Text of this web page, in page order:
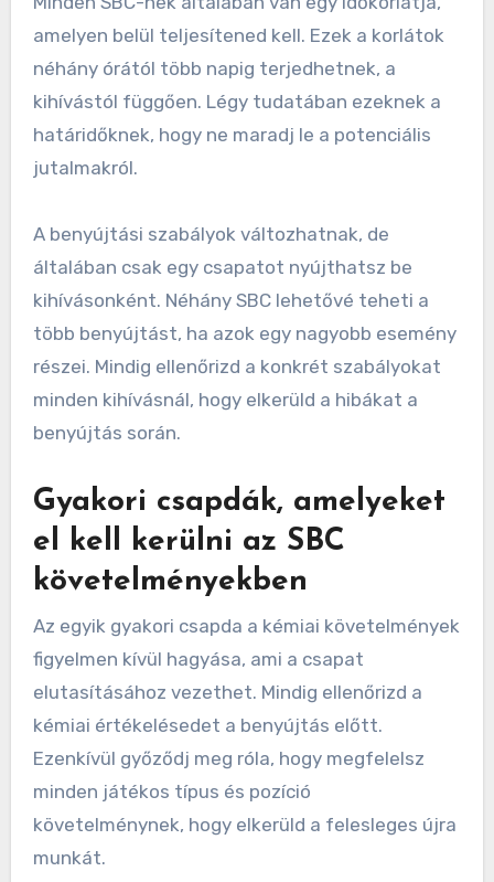
amelyen belül teljesítened kell. Ezek a korlátok
néhány órától több napig terjedhetnek, a
kihívástól függően. Légy tudatában ezeknek a
határidőknek, hogy ne maradj le a potenciális
jutalmakról.
A benyújtási szabályok változhatnak, de
általában csak egy csapatot nyújthatsz be
kihívásonként. Néhány SBC lehetővé teheti a
több benyújtást, ha azok egy nagyobb esemény
részei. Mindig ellenőrizd a konkrét szabályokat
minden kihívásnál, hogy elkerüld a hibákat a
benyújtás során.
Gyakori csapdák, amelyeket
el kell kerülni az SBC
követelményekben
Az egyik gyakori csapda a kémiai követelmények
figyelmen kívül hagyása, ami a csapat
elutasításához vezethet. Mindig ellenőrizd a
kémiai értékelésedet a benyújtás előtt.
Ezenkívül győződj meg róla, hogy megfelelsz
minden játékos típus és pozíció
követelménynek, hogy elkerüld a felesleges újra
munkát.